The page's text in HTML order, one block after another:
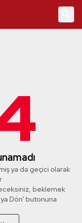
ya da geçici olarak
beklemek
Dön' butonuna